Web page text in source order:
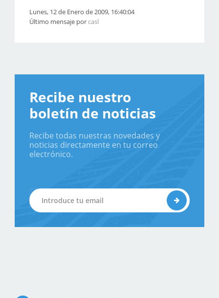
Lunes, 12 de Enero de 2009, 16:40:04
Último mensaje porcasl
Recibe nuestro
boletín de noticias
Recibe todas nuestras novedades y
noticias directamente en tu correo
electrónico.